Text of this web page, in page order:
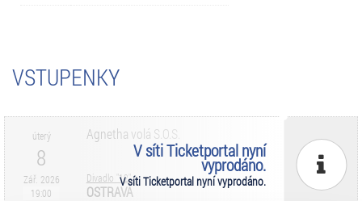
VSTUPENKY
úterý
8
Zář. 2026
19:00
V síti Ticketportal nyní
vyprodáno.
V síti Ticketportal nyní vyprodáno.
Agnetha volá S.O.S.
Divadlo "12"
OSTRAVA